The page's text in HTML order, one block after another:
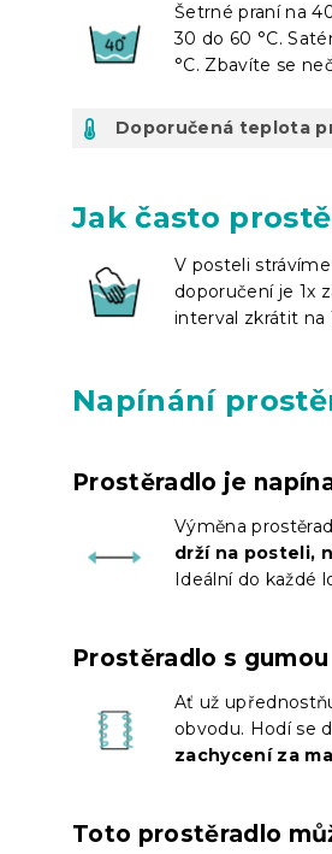
Šetrné praní na
30 do 60 °C.
°C. Zbavíte se
Doporučená teplota
Jak často
V posteli
doporučení je 1x
interval zkrátit na
Napínání
Prostěradlo je
Výměna
drží na posteli,
Ideální do každé
Prostěradlo s gumou
Ať už
obvodu. Hodí se
zachycení za
Toto prostěradlo